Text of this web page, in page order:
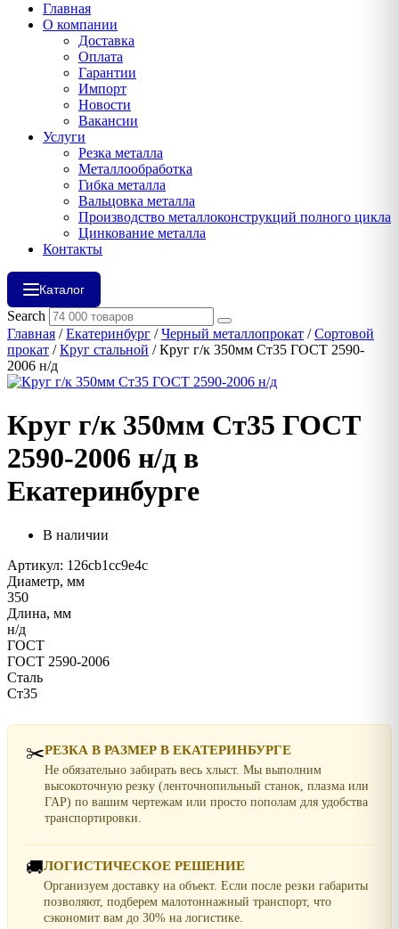
Главная
О компании
Доставка
Оплата
Гарантии
Импорт
Новости
Вакансии
Услуги
Резка металла
Металлообработка
Гибка металла
Вальцовка металла
Производство металлоконструкций полного цикла
Цинкование металла
Контакты
Каталог
Search
Главная /Екатеринбург /Черный металлопрокат /Сортовой
прокат /Круг стальной / Круг г/к 350мм Ст35 ГОСТ 2590-
2006 н/д
Круг г/к 350мм Ст35 ГОСТ
2590-2006 н/д в
Екатеринбурге
В наличии
Артикул: 126cb1cc9e4c
Диаметр, мм
350
Длина, мм
н/д
ГОСТ
ГОСТ 2590-2006
Сталь
Ст35
✂️РЕЗКА В РАЗМЕР В ЕКАТЕРИНБУРГЕ
Не обязательно забирать весь хлыст. Мы выполним
высокоточную резку (ленточнопильный станок, плазма или
ГАР) по вашим чертежам или просто пополам для удобства
транспортировки.
🚚ЛОГИСТИЧЕСКОЕ РЕШЕНИЕ
Организуем доставку на объект. Если после резки габариты
позволяют, подберем малотоннажный транспорт, что
сэкономит вам до 30% на логистике.